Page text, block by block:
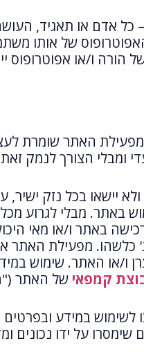
– כל אדם או תאגיד,
של אותו
אשראי של הורה ו/או
האתר שומרת
הצורך לנמק
יישאו בכל נזק ישיר,
באתר. מבלי לגרוע
באתר ו/או מאי
כלשהו. מפעילת האתר
או האתר. שימוש
קמפאי של האתר ("
במידע ובפרטים
על ידו נכונים